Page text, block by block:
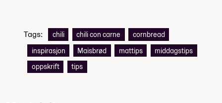
Tags: chili chili con carne
cornbread
inspirasjon
Maisbrød mattips
middagstips
oppskrift
tips